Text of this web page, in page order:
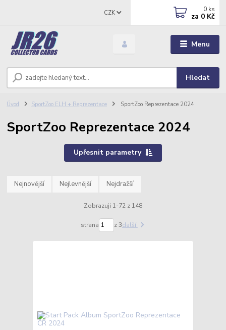
Menu
CZK
Hledat
0 ks
za 0 Kč
Úvod SportZoo ELH + Reprezentace SportZoo Reprezentace 2024
SportZoo Reprezentace 2024
Upřesnit parametry
Nejnovější Nejlevnější Nejdražší
Zobrazuji 1-72 z 148
strana z 3další